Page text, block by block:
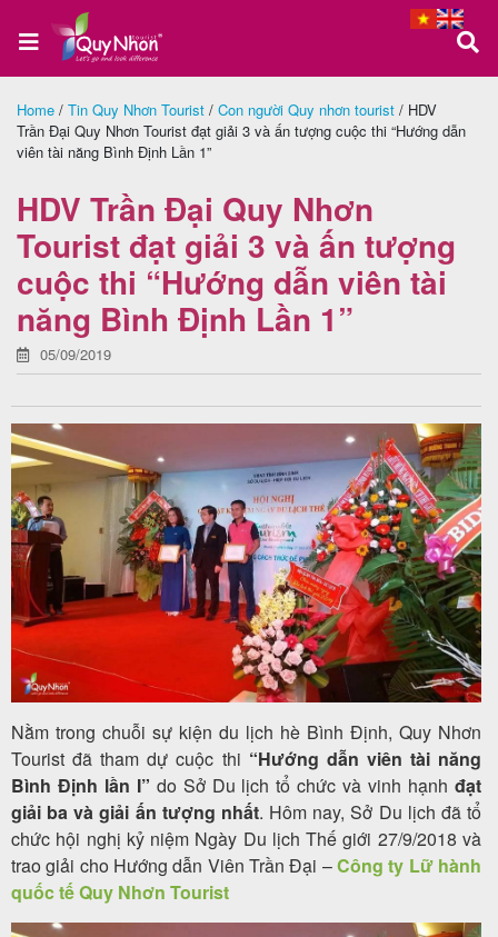
Trang
Tour
Quy
Nhơn
Tour
Phú
Yên
Tour
trong
nước
Combo
Quy
Nhơn
Home / Tin Quy Nhơn Tourist / Con người Quy nhơn tourist / HDV
Trần Đại Quy Nhơn Tourist đạt giải 3 và ấn tượng cuộc thi “Hướng dẫn
viên tài năng Bình Định Lần 1”
HDV Trần Đại Quy Nhơn
Tourist đạt giải 3 và ấn tượng
cuộc thi “Hướng dẫn viên tài
năng Bình Định Lần 1”
05/09/2019
Nằm trong chuỗi sự kiện du lịch hè Bình Định, Quy Nhơn
Tourist đã tham dự cuộc thi “Hướng dẫn viên tài năng
Bình Định lần I” do Sở Du lịch tổ chức và vinh hạnhđạt
giải ba và giải ấn tượng nhất. Hôm nay, Sở Du lịch đã tổ
chức hội nghị kỷ niệm Ngày Du lịch Thế giới 27/9/2018 và
trao giải cho Hướng dẫn Viên Trần Đại –Công ty Lữ hành
quốc tế Quy Nhơn Tourist